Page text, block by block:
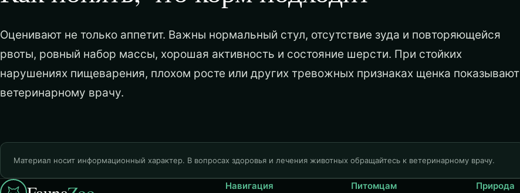
Оценивают не только аппетит. Важны нормальный стул, отсутствие зуда и повторяющейся
рвоты, ровный набор массы, хорошая активность и состояние шерсти. При стойких
нарушениях пищеварения, плохом росте или других тревожных признаках щенка показывают
ветеринарному врачу.
Материал носит информационный характер. В вопросах здоровья и лечения животных обращайтесь к ветеринарному врачу.
Навигация Питомцам Природа